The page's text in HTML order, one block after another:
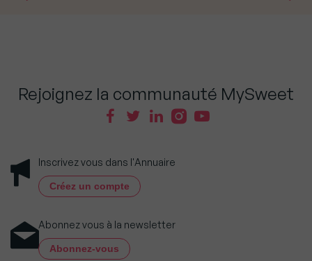
Rejoignez la communauté MySweet
Inscrivez vous dans l'Annuaire
Créez un compte
Abonnez vous à la newsletter
Abonnez-vous